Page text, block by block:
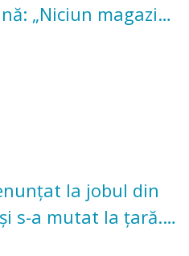
„Niciun magazin
satisfacție”
la jobul din
s-a mutat la țară.
în grădina